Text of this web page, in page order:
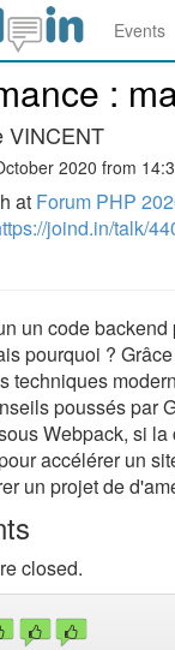
Events
:
VINCENT
2020 from
at Forum PHP
joind.in/talk/
un code
pourquoi ?
techniques
poussés par
Webpack, si
accélérer un
un projet de
closed.